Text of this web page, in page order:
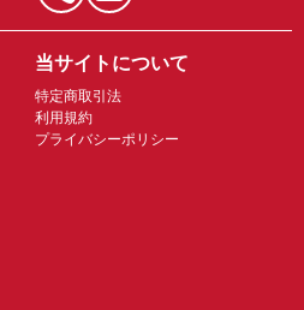
当サイトについて
特定商取引法
利用規約
プライバシーポリシー